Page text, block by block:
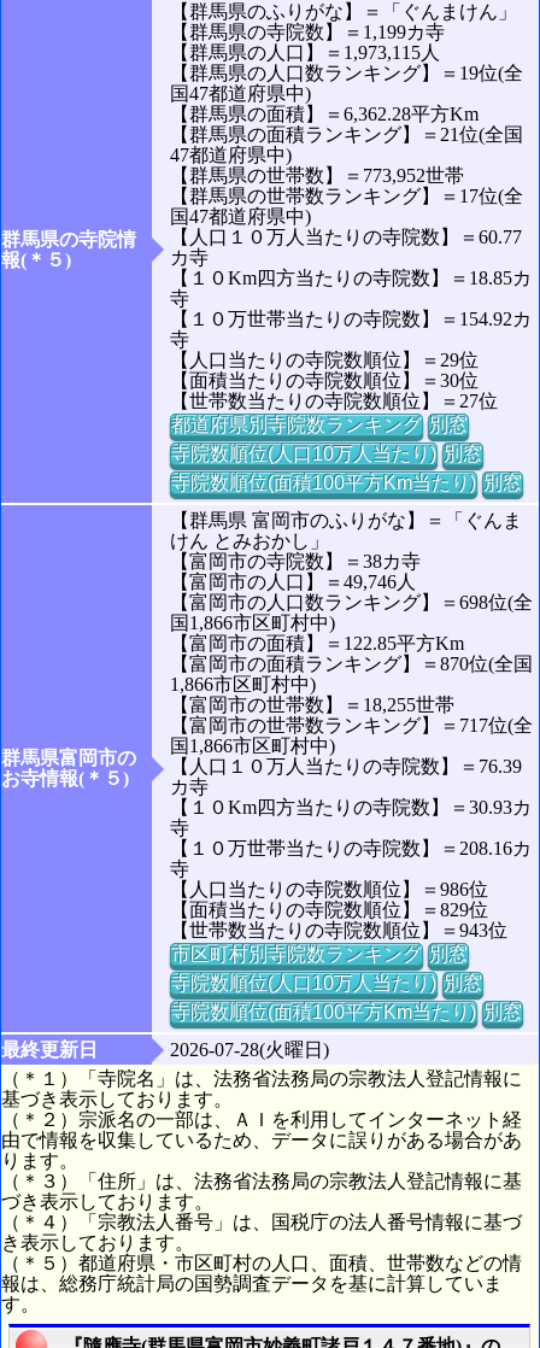
群馬県の寺院情
報(＊５)
【群馬県のふりがな】＝「ぐんまけん」
【群馬県の寺院数】＝1,199カ寺
【群馬県の人口】＝1,973,115人
【群馬県の人口数ランキング】＝19位(全
国47都道府県中)
【群馬県の面積】＝6,362.28平方Km
【群馬県の面積ランキング】＝21位(全国
47都道府県中)
【群馬県の世帯数】＝773,952世帯
【群馬県の世帯数ランキング】＝17位(全
国47都道府県中)
【人口１０万人当たりの寺院数】＝60.77
カ寺
【１０Km四方当たりの寺院数】＝18.85カ
寺
【１０万世帯当たりの寺院数】＝154.92カ
寺
【人口当たりの寺院数順位】＝29位
【面積当たりの寺院数順位】＝30位
【世帯数当たりの寺院数順位】＝27位
都道府県別寺院数ランキング 別窓
寺院数順位(人口10万人当たり) 別窓
寺院数順位(面積100平方Km当たり) 別窓
群馬県富岡市の
お寺情報(＊５)
【群馬県 富岡市のふりがな】＝「ぐんま
けん とみおかし」
【富岡市の寺院数】＝38カ寺
【富岡市の人口】＝49,746人
【富岡市の人口数ランキング】＝698位(全
国1,866市区町村中)
【富岡市の面積】＝122.85平方Km
【富岡市の面積ランキング】＝870位(全国
1,866市区町村中)
【富岡市の世帯数】＝18,255世帯
【富岡市の世帯数ランキング】＝717位(全
国1,866市区町村中)
【人口１０万人当たりの寺院数】＝76.39
カ寺
【１０Km四方当たりの寺院数】＝30.93カ
寺
【１０万世帯当たりの寺院数】＝208.16カ
寺
【人口当たりの寺院数順位】＝986位
【面積当たりの寺院数順位】＝829位
【世帯数当たりの寺院数順位】＝943位
市区町村別寺院数ランキング 別窓
寺院数順位(人口10万人当たり) 別窓
寺院数順位(面積100平方Km当たり) 別窓
最終更新日
2026-07-28(火曜日)
（＊１）「寺院名」は、法務省法務局の宗教法人登記情報に
基づき表示しております。
（＊２）宗派名の一部は、ＡＩを利用してインターネット経
由で情報を収集しているため、データに誤りがある場合があ
ります。
（＊３）「住所」は、法務省法務局の宗教法人登記情報に基
づき表示しております。
（＊４）「宗教法人番号」は、国税庁の法人番号情報に基づ
き表示しております。
（＊５）都道府県・市区町村の人口、面積、世帯数などの情
報は、総務庁統計局の国勢調査データを基に計算していま
す。